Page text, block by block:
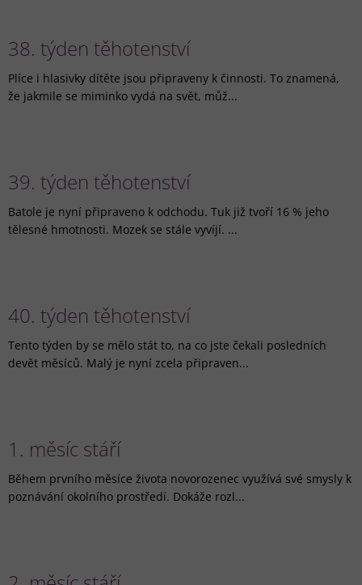
38. týden těhotenství
Plíce i hlasivky dítěte jsou připraveny k činnosti. To znamená,
že jakmile se miminko vydá na svět, můž...
39. týden těhotenství
Batole je nyní připraveno k odchodu. Tuk již tvoří 16 % jeho
tělesné hmotnosti. Mozek se stále vyvíjí. ...
40. týden těhotenství
Tento týden by se mělo stát to, na co jste čekali posledních
devět měsíců. Malý je nyní zcela připraven...
1. měsíc stáří
Během prvního měsíce života novorozenec využívá své smysly k
poznávání okolního prostředí. Dokáže rozl...